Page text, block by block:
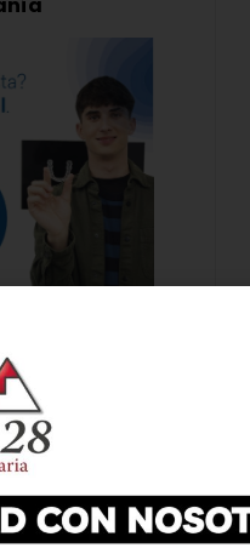
de ambiente
cada año
volverán a
y
sábado y el
exposiciones y